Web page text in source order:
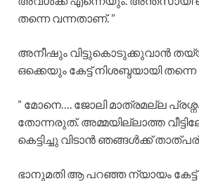
തന്നെ വന്നതാണ്. ”
അനീഷും വിട്ടുകൊടുക്കുവാൻ
ഒക്കെയും കേട്ട് നിശബ്ദയായി
” മോനെ…. ജോലി മാത്രമല്ല
തോന്നരുത്. അമ്മയില്ലാത്ത
കെട്ടിച്ചു വിടാൻ ഞങ്ങൾക്ക്
ഭാനുമതി ആ പറഞ്ഞ ന്യായം കേട്ട്